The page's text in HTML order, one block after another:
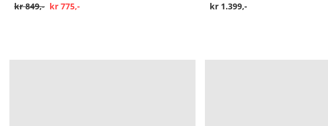
kr 849,- kr 775,-
kr 1.399,-